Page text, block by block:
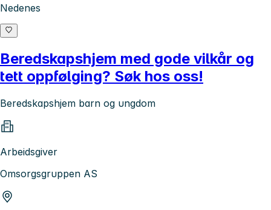
Nedenes
Beredskapshjem med gode vilkår og
tett oppfølging? Søk hos oss!
Beredskapshjem barn og ungdom
Arbeidsgiver
Omsorgsgruppen AS